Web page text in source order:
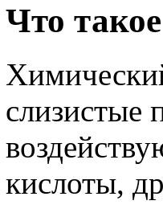
Что
слизистые
кислоты,